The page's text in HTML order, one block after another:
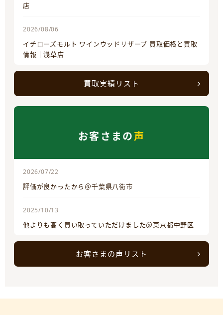
店
2026/08/06
イチローズモルト ワインウッドリザーブ 買取価格と買取
情報｜浅草店
買取実績リスト
お客さまの声
2026/07/22
評価が良かったから＠千葉県八街市
2025/10/13
他よりも高く買い取っていただけました＠東京都中野区
お客さまの声リスト